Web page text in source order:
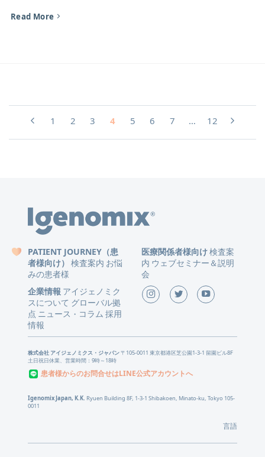
Read More
1 2 3 4 5 6 7 … 12
PATIENT JOURNEY（患
者様向け） 検査案内 お悩
みの患者様
医療関係者様向け検査案
内 ウェブセミナー＆説明
会
企業情報 アイジェノミク
スについて グローバル拠
点 ニュース ・ コラム 採用
情報
株式会社 アイジェノミクス・ジャパン〒105-0011 東京都港区芝公園1-3-1 留園ビル8F
土日祝日休業、営業時間：9時～18時
患者様からのお問合せはLINE公式アカウントへ
Igenomix Japan, K.K. Ryuen Building 8F, 1-3-1 Shibakoen, Minato-ku, Tokyo 105-
0011
言語